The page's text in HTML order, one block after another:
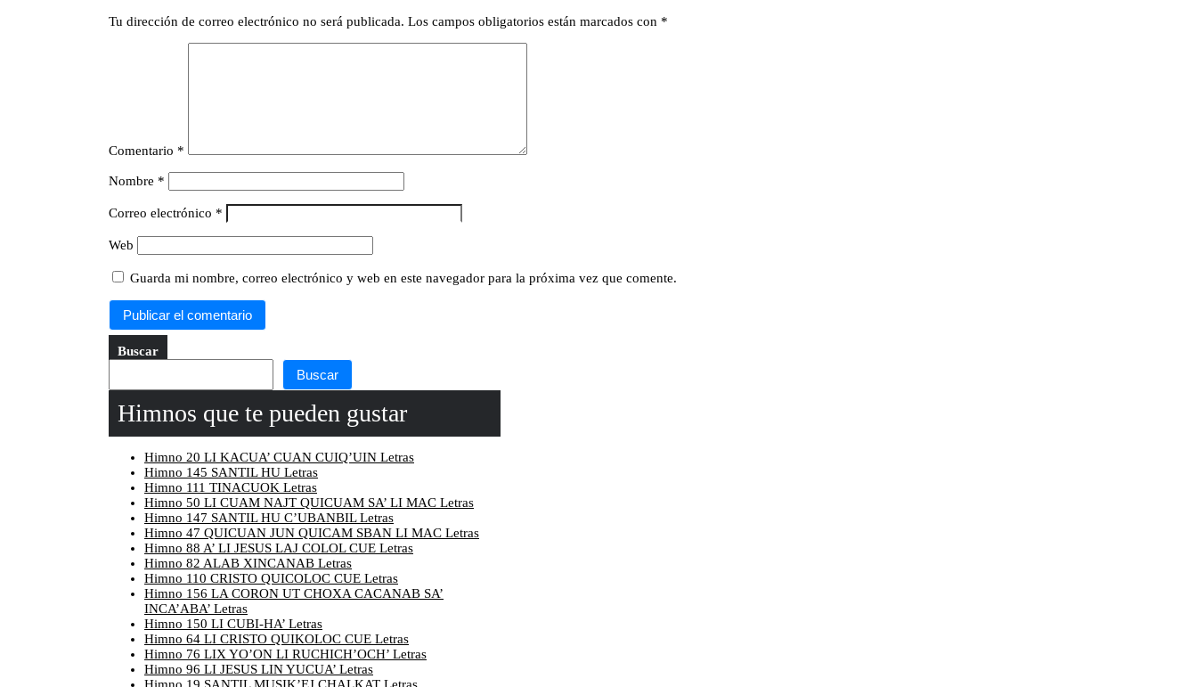
Tu dirección de correo electrónico no será publicada. Los campos obligatorios están marcados con *
Comentario *
Nombre *
Correo electrónico *
Web
Guarda mi nombre, correo electrónico y web en este navegador para la próxima vez que comente.
Buscar
Buscar
Himnos que te pueden gustar
Himno 20 LI KACUA’ CUAN CUIQ’UIN Letras
Himno 145 SANTIL HU Letras
Himno 111 TINACUOK Letras
Himno 50 LI CUAM NAJT QUICUAM SA’ LI MAC Letras
Himno 147 SANTIL HU C’UBANBIL Letras
Himno 47 QUICUAN JUN QUICAM SBAN LI MAC Letras
Himno 88 A’ LI JESUS LAJ COLOL CUE Letras
Himno 82 ALAB XINCANAB Letras
Himno 110 CRISTO QUICOLOC CUE Letras
Himno 156 LA CORON UT CHOXA CACANAB SA’
INCA’ABA’ Letras
Himno 150 LI CUBI-HA’ Letras
Himno 64 LI CRISTO QUIKOLOC CUE Letras
Himno 76 LIX YO’ON LI RUCHICH’OCH’ Letras
Himno 96 LI JESUS LIN YUCUA’ Letras